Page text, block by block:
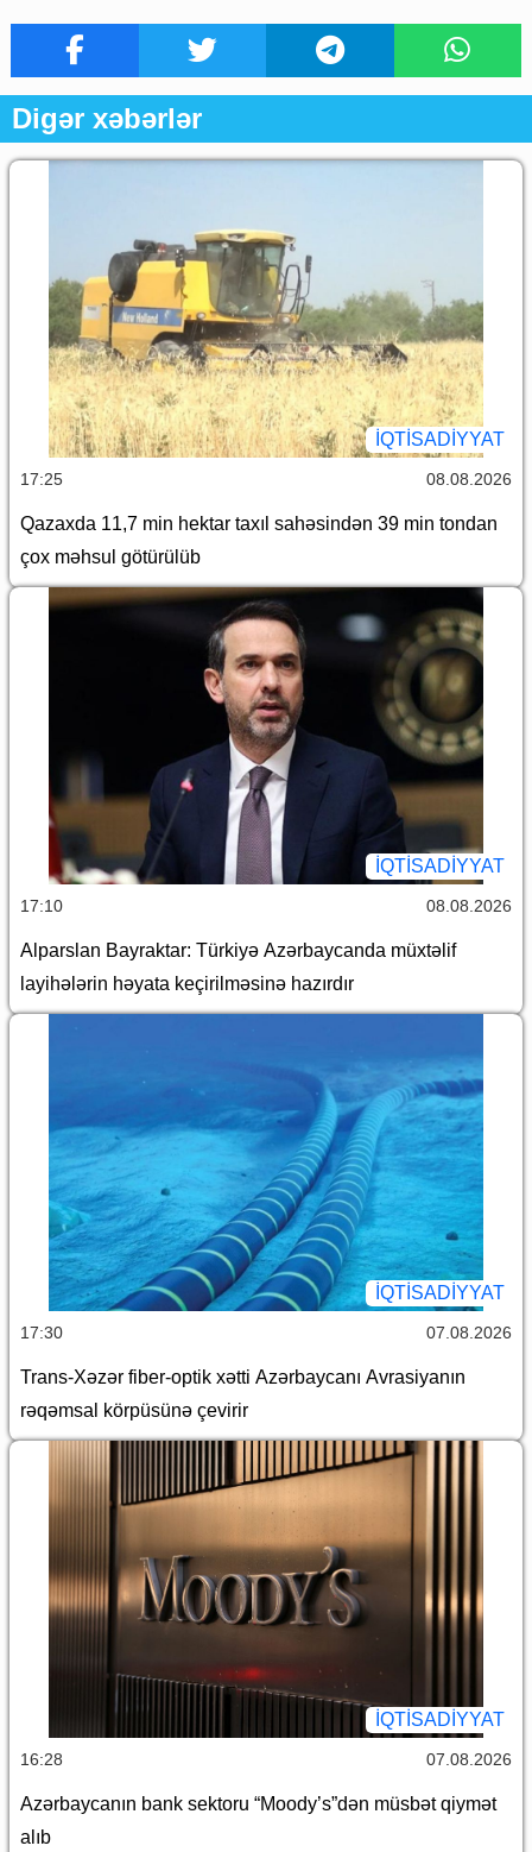
Digər xəbərlər
İQTİSADİYYAT
17:25 08.08.2026
Qazaxda 11,7 min hektar taxıl sahəsindən 39 min tondan
çox məhsul götürülüb
İQTİSADİYYAT
17:10 08.08.2026
Alparslan Bayraktar: Türkiyə Azərbaycanda müxtəlif
layihələrin həyata keçirilməsinə hazırdır
İQTİSADİYYAT
17:30 07.08.2026
Trans-Xəzər fiber-optik xətti Azərbaycanı Avrasiyanın
rəqəmsal körpüsünə çevirir
İQTİSADİYYAT
16:28 07.08.2026
Azərbaycanın bank sektoru “Moody’s”dən müsbət qiymət
alıb